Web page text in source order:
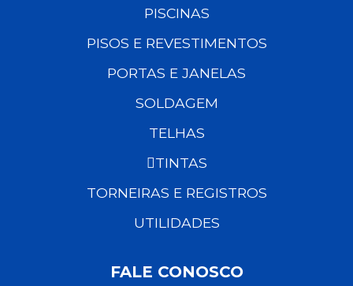
PISCINAS
PISOS E REVESTIMENTOS
PORTAS E JANELAS
SOLDAGEM
TELHAS
TINTAS
TORNEIRAS E REGISTROS
UTILIDADES
FALE CONOSCO